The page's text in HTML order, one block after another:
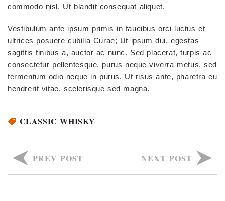
commodo nisl. Ut blandit consequat aliquet.
Vestibulum ante ipsum primis in faucibus orci luctus et
ultrices posuere cubilia Curae; Ut ipsum dui, egestas
sagittis finibus a, auctor ac nunc. Sed placerat, turpis ac
consectetur pellentesque, purus neque viverra metus, sed
fermentum odio neque in purus. Ut risus ante, pharetra eu
hendrerit vitae, scelerisque sed magna.
CLASSIC WHISKY
PREV POST NEXT POST